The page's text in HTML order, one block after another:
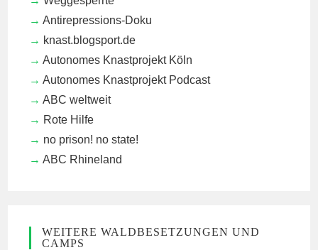
Antirepressions-Doku
knast.blogsport.de
Autonomes Knastprojekt Köln
Autonomes Knastprojekt Podcast
ABC weltweit
Rote Hilfe
no prison! no state!
ABC Rhineland
WEITERE WALDBESETZUNGEN UND
CAMPS